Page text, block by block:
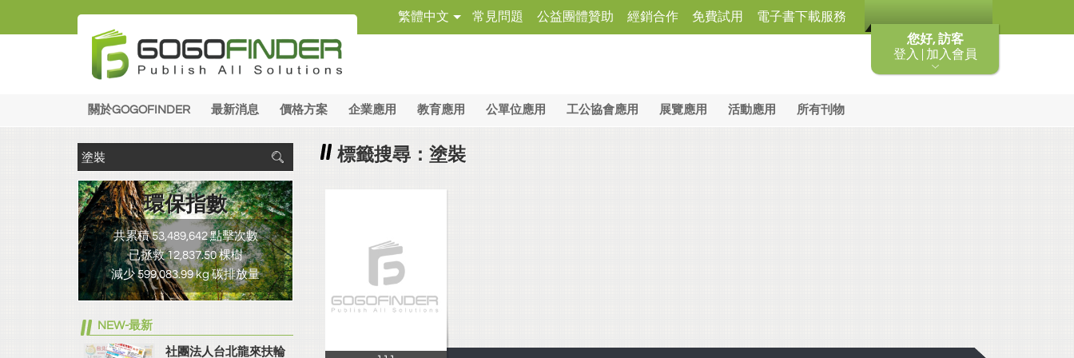
您好, 訪客
登入 | 加入會員
繁體中文 常見問題 公益團體贊助 經銷合作 免費試用 電子書下載服務
關於GOGOFINDER 最新消息 價格方案 企業應用 教育應用 公單位應用 工公協會應用 展覽應用 活動應用 所有刊物
標籤搜尋：塗裝
環保指數
共累積 53,489,642 點擊次數
已拯救 12,837.50 棵樹
減少 599,083.99 kg 碳排放量
NEW-最新
社團法人台北龍來扶輪